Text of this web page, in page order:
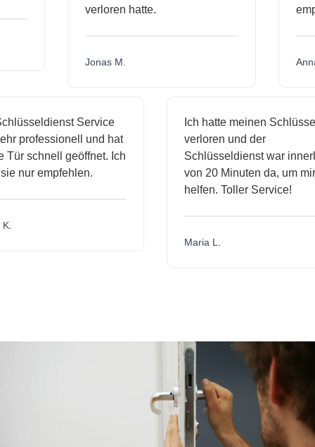
verloren hatte.
Jonas M.
Service
professionell und hat
schnell geöffnet. Ich
nur empfehlen.
Ich hatte meinen Schlüssel
verloren und der
Schlüsseldienst war
von 20 Minuten da, um mir
helfen. Toller Service!
Maria L.